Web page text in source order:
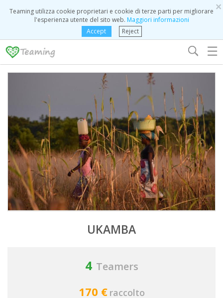
×
Teaming utilizza cookie proprietari e cookie di terze parti per migliorare
l'esperienza utente del sito web. Maggiori informazioni
Accept
Reject
☰
UKAMBA
4 Teamers
170 € raccolto